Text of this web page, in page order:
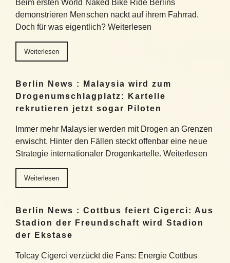
Beim ersten World Naked Bike Ride Berlins
demonstrieren Menschen nackt auf ihrem Fahrrad.
Doch für was eigentlich? Weiterlesen
Weiterlesen
Berlin News : Malaysia wird zum
Drogenumschlagplatz: Kartelle
rekrutieren jetzt sogar Piloten
Immer mehr Malaysier werden mit Drogen an Grenzen
erwischt. Hinter den Fällen steckt offenbar eine neue
Strategie internationaler Drogenkartelle. Weiterlesen
Weiterlesen
Berlin News : Cottbus feiert Cigerci: Aus
Stadion der Freundschaft wird Stadion
der Ekstase
Tolcay Cigerci verzückt die Fans: Energie Cottbus